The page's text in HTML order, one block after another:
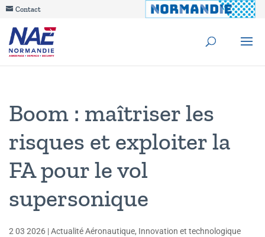
Contact
Boom : maîtriser les
risques et exploiter la
FA pour le vol
supersonique
2 03 2026 |Actualité Aéronautique, Innovation et technologique